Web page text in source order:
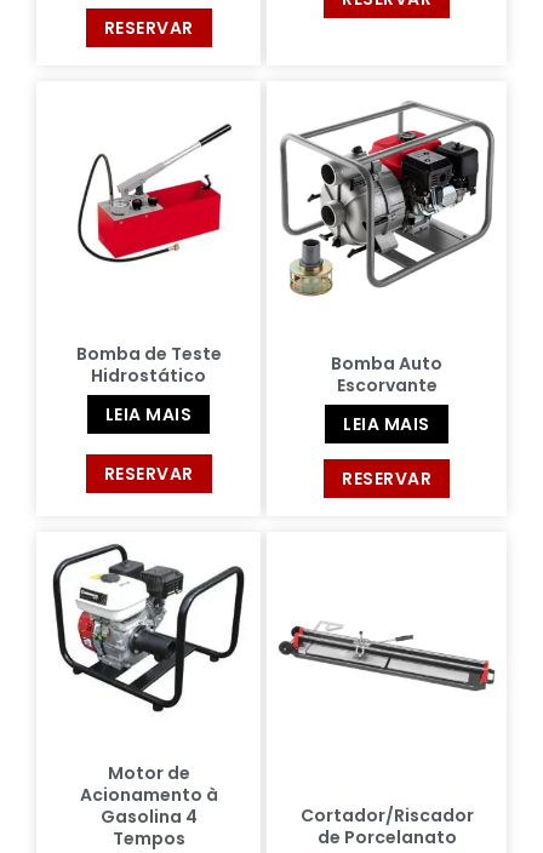
RESERVAR
Bomba de Teste
Hidrostático
LEIA MAIS
RESERVAR
Bomba Auto
Escorvante
LEIA MAIS
RESERVAR
Motor de
Acionamento à
Gasolina 4
Tempos
Cortador/Riscador
de Porcelanato